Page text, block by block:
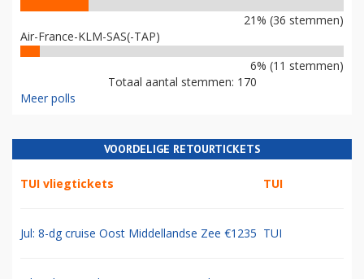
21% (36 stemmen)
Air-France-KLM-SAS(-TAP)
6% (11 stemmen)
Totaal aantal stemmen: 170
Meer polls
VOORDELIGE RETOURTICKETS
TUI vliegtickets TUI
Jul: 8-dg cruise Oost Middellandse Zee €1235 TUI